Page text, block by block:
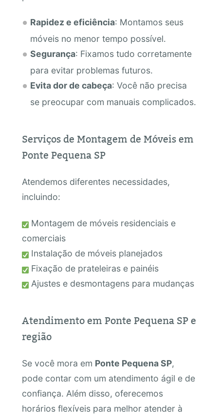
Rapidez e eficiência: Montamos seus
móveis no menor tempo possível.
Segurança: Fixamos tudo corretamente
para evitar problemas futuros.
Evita dor de cabeça: Você não precisa
se preocupar com manuais complicados.
Serviços de Montagem de Móveis em
Ponte Pequena SP
Atendemos diferentes necessidades,
incluindo:
Montagem de móveis residenciais e
comerciais
Instalação de móveis planejados
Fixação de prateleiras e painéis
Ajustes e desmontagens para mudanças
Atendimento em Ponte Pequena SP e
região
Se você mora em Ponte Pequena SP,
pode contar com um atendimento ágil e de
confiança. Além disso, oferecemos
horários flexíveis para melhor atender à